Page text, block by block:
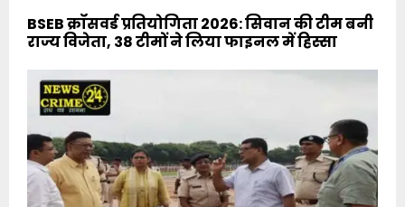
BSEB क्रॉसवर्ड प्रतियोगिता 2026: सिवान की टीम बनी
राज्य विजेता, 38 टीमों ने लिया फाइनल में हिस्सा